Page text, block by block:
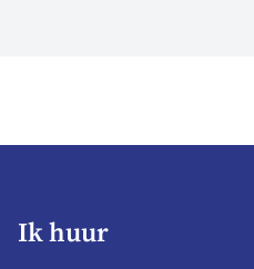
Ik huur